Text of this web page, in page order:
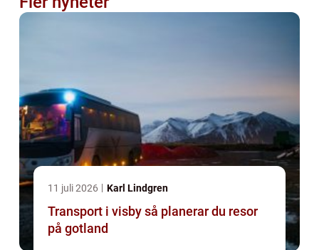
11 juli 2026 Karl Lindgren
Transport i visby så planerar du resor
på gotland